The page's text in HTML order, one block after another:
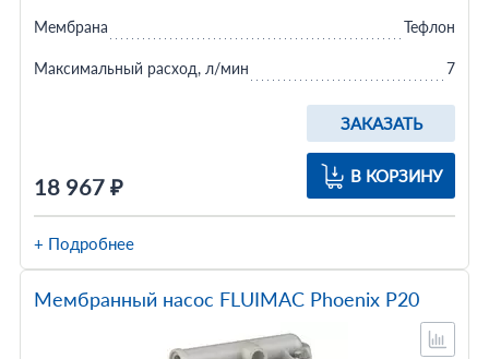
18 967 ₽
ЗАКАЗАТЬ
В КОРЗИНУ
Мембрана Тефлон
Максимальный расход, л/мин 7
+ Подробнее
Мембранный насос FLUIMAC Phoenix P20